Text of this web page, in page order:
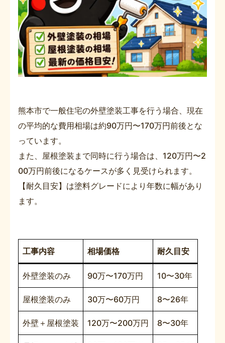
熊本市で一般住宅の外壁塗装工事を行う場合、現在
の平均的な費用相場は約90万円〜170万円前後とな
っています。
また、屋根塗装まで同時に行う場合は、120万円〜2
00万円前後になるケースが多く見受けられます。
【耐久目安】は塗料グレードにより年数に幅があり
ます。
工事内容 相場価格 耐久目安
外壁塗装のみ 90万〜170万円 10〜30年
屋根塗装のみ 30万〜60万円 8〜26年
外壁＋屋根塗装 120万〜200万円 8〜30年